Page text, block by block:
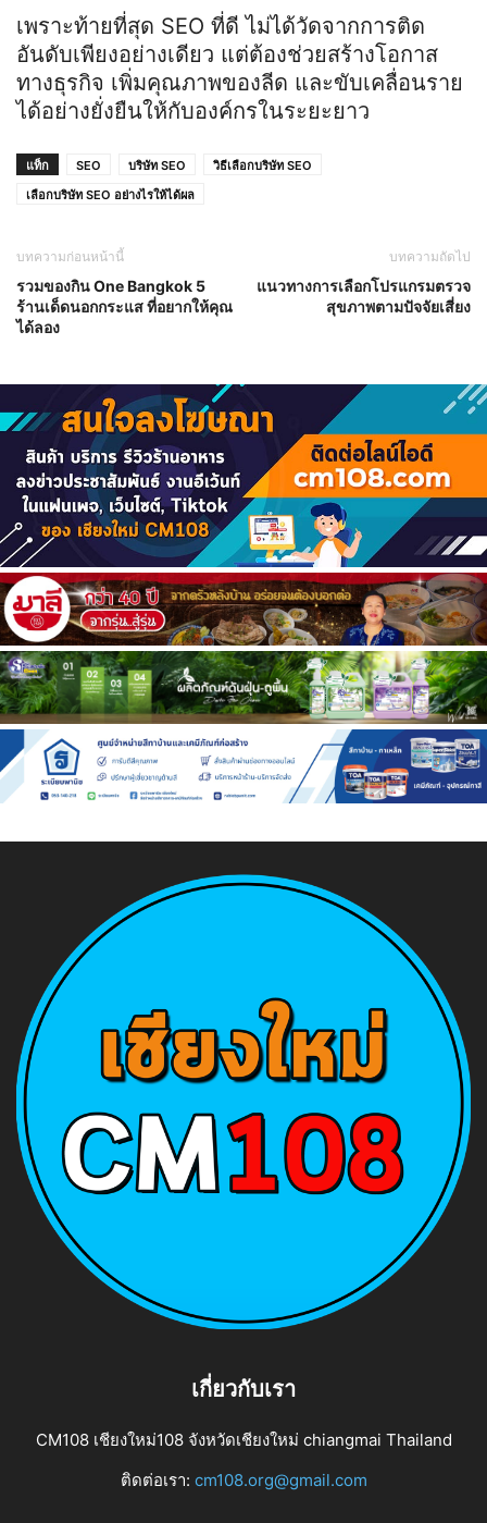
เพราะท้ายที่สุด SEO ที่ดี ไม่ได้วัดจากการติด
อันดับเพียงอย่างเดียว แต่ต้องช่วยสร้างโอกาส
ทางธุรกิจ เพิ่มคุณภาพของลีด และขับเคลื่อนราย
ได้อย่างยั่งยืนให้กับองค์กรในระยะยาว
แท็ก SEO บริษัท SEO
วิธีเลือกบริษัท SEO
เลือกบริษัท SEO อย่างไรให้ได้ผล
บทความก่อนหน้านี้
รวมของกิน One Bangkok 5
ร้านเด็ดนอกกระแส ที่อยากให้คุณ
ได้ลอง
บทความถัดไป
แนวทางการเลือกโปรแกรมตรวจ
สุขภาพตามปัจจัยเสี่ยง
เกี่ยวกับเรา
CM108 เชียงใหม่108 จังหวัดเชียงใหม่ chiangmai Thailand
ติดต่อเรา: cm108.org@gmail.com